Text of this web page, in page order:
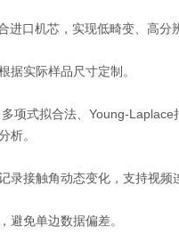
口机芯，实现低畸变、高分
据实际样品尺寸定制。
项式拟合法、Young-Laplace
析。
接触角动态变化，支持视频
避免单边数据偏差。